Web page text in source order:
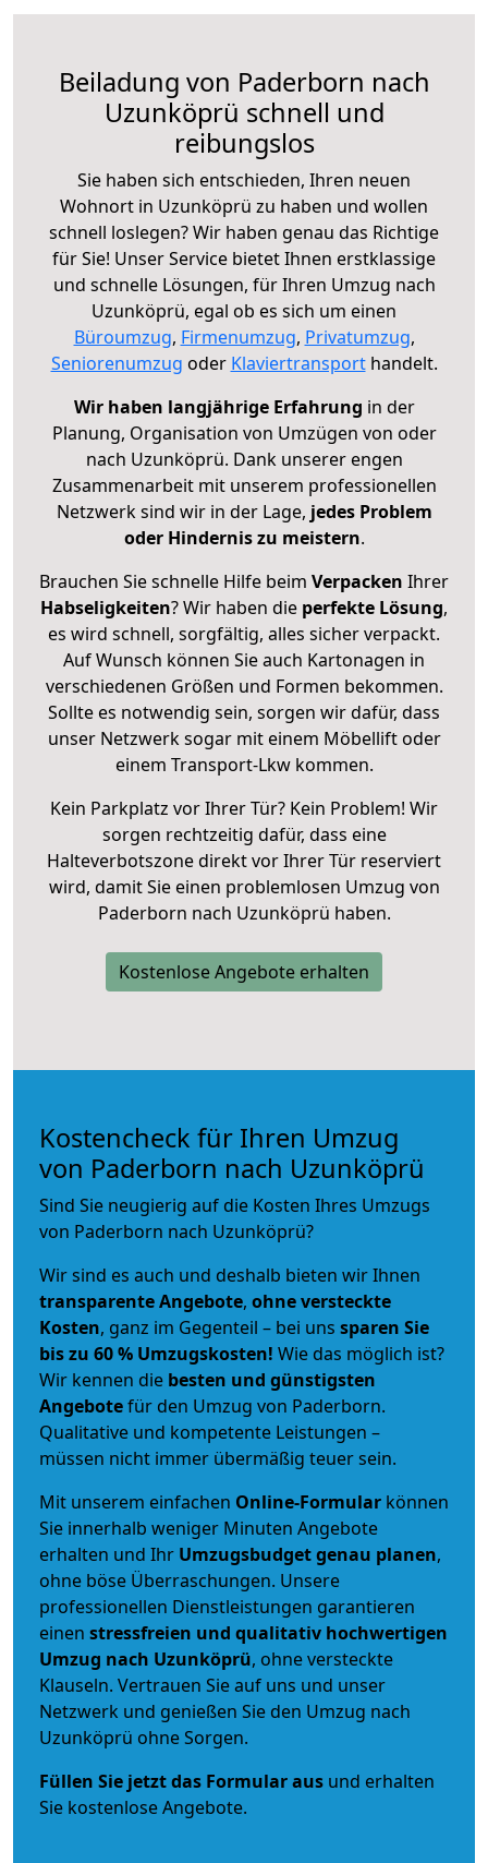
Beiladung von Paderborn nach
Uzunköprü schnell und
reibungslos
Sie haben sich entschieden, Ihren neuen
Wohnort in Uzunköprü zu haben und wollen
schnell loslegen? Wir haben genau das Richtige
für Sie! Unser Service bietet Ihnen erstklassige
und schnelle Lösungen, für Ihren Umzug nach
Uzunköprü, egal ob es sich um einen
Büroumzug, Firmenumzug, Privatumzug,
Seniorenumzug oder Klaviertransporthandelt.
Wir haben langjährige Erfahrung in der
Planung, Organisation von Umzügen von oder
nach Uzunköprü. Dank unserer engen
Zusammenarbeit mit unserem professionellen
Netzwerk sind wir in der Lage, jedes Problem
oder Hindernis zu meistern.
Brauchen Sie schnelle Hilfe beim Verpacken Ihrer
Habseligkeiten? Wir haben die perfekte Lösung,
es wird schnell, sorgfältig, alles sicher verpackt.
Auf Wunsch können Sie auch Kartonagen in
verschiedenen Größen und Formen bekommen.
Sollte es notwendig sein, sorgen wir dafür, dass
unser Netzwerk sogar mit einem Möbellift oder
einem Transport-Lkw kommen.
Kein Parkplatz vor Ihrer Tür? Kein Problem! Wir
sorgen rechtzeitig dafür, dass eine
Halteverbotszone direkt vor Ihrer Tür reserviert
wird, damit Sie einen problemlosen Umzug von
Paderborn nach Uzunköprü haben.
Kostenlose Angebote erhalten
Kostencheck für Ihren Umzug
von Paderborn nach Uzunköprü
Sind Sie neugierig auf die Kosten Ihres Umzugs
von Paderborn nach Uzunköprü?
Wir sind es auch und deshalb bieten wir Ihnen
transparente Angebote, ohne versteckte
Kosten, ganz im Gegenteil – bei uns sparen Sie
bis zu 60 % Umzugskosten! Wie das möglich ist?
Wir kennen die besten und günstigsten
Angebotefür den Umzug von Paderborn.
Qualitative und kompetente Leistungen –
müssen nicht immer übermäßig teuer sein.
Mit unserem einfachen Online-Formular können
Sie innerhalb weniger Minuten Angebote
erhalten und Ihr Umzugsbudgetgenau planen,
ohne böse Überraschungen. Unsere
professionellen Dienstleistungen garantieren
einen stressfreien und qualitativ hochwertigen
Umzug nach Uzunköprü, ohne versteckte
Klauseln. Vertrauen Sie auf uns und unser
Netzwerk und genießen Sie den Umzug nach
Uzunköprü ohne Sorgen.
Füllen Sie jetzt das Formular aus und erhalten
Sie kostenlose Angebote.